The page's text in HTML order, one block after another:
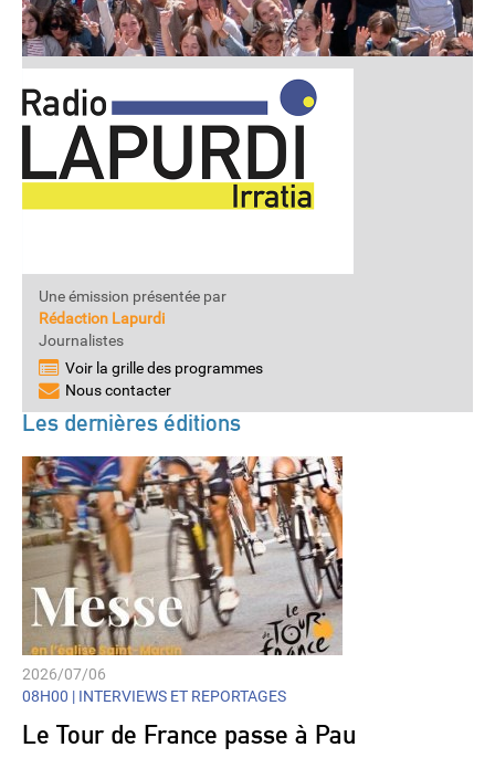
Une émission présentée par
Rédaction Lapurdi
Journalistes
Voir la grille des programmes
Nous contacter
Les dernières éditions
2026/07/06
08H00 | INTERVIEWS ET REPORTAGES
Le Tour de France passe à Pau